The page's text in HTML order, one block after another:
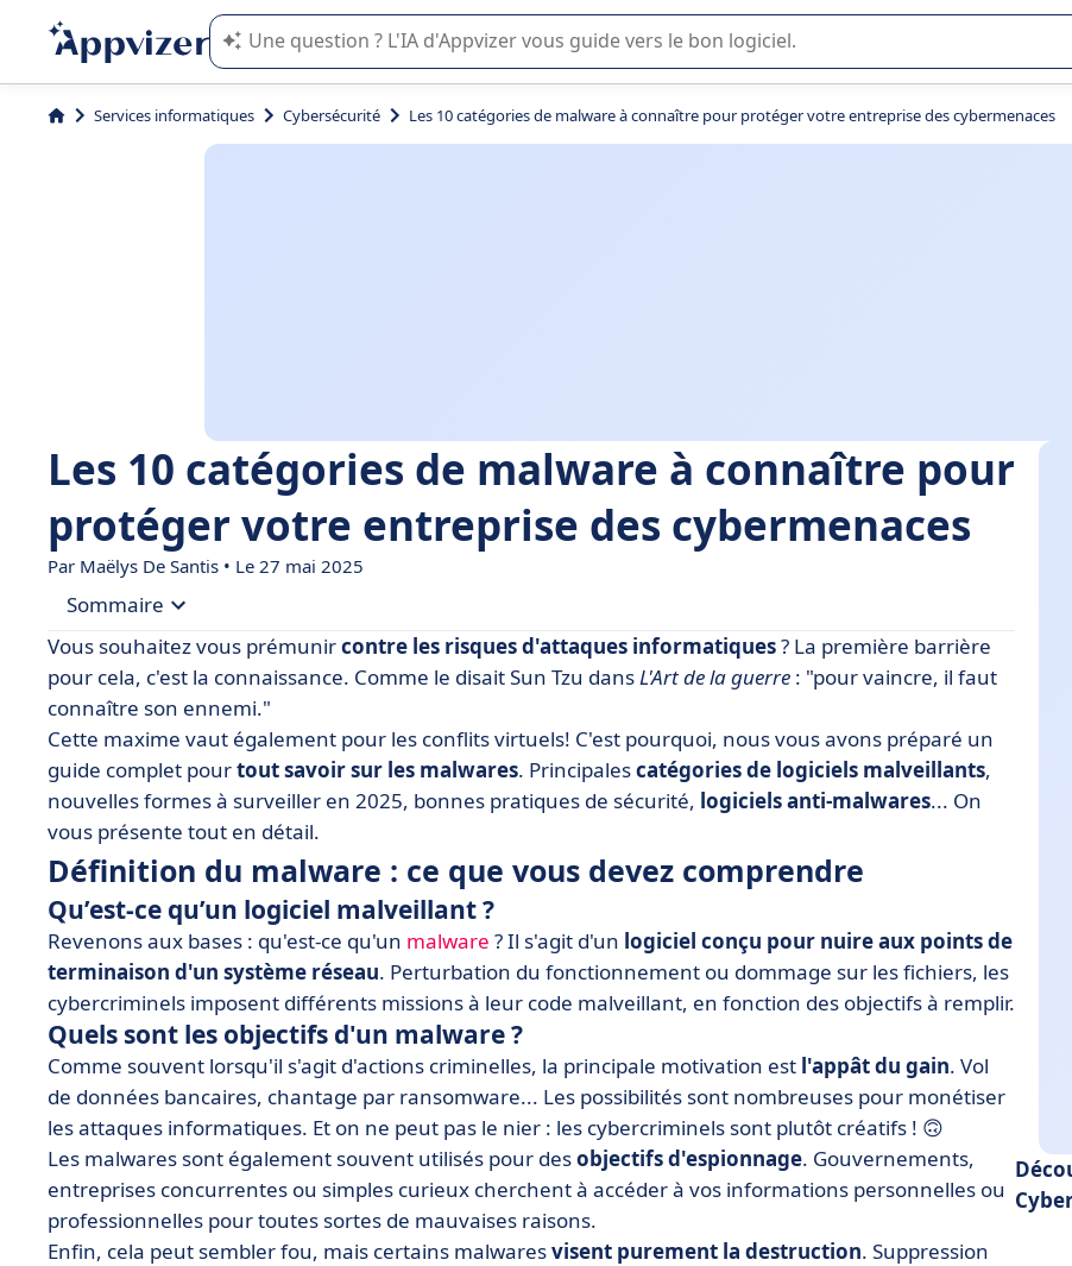
L'IA de Appvizer vous guide dans l'utilisation ou la sélection de logiciel SaaS en entreprise.
Services informatiques Cybersécurité Les 10 catégories de malware à connaître pour protéger votre entreprise des cybermenaces
Les 10 catégories de malware à connaître pour
protéger votre entreprise des cybermenaces
Par Maëlys De Santis • Le 27 mai 2025
Sommaire
• Définition du malware : ce que vous devez comprendre
• Quelles sont les deux catégories de logiciels malveillants ?
• Les 10 catégories de malware les plus connues
• Les 4 nouvelles formes de malware à surveiller en 2025
• Comment détecter et se protéger des différentes catégories de malware ?
• En bref : mieux connaître les catégories de malware, c’est mieux protéger votre entreprise
Vous souhaitez vous prémunircontre les risques d'attaques informatiques? La première barrière
pour cela, c'est la connaissance. Comme le disait Sun Tzu dansL'Art de la guerre : "pour vaincre, il faut
connaître son ennemi."
Cette maxime vaut également pour les conflits virtuels! C'est pourquoi, nous vous avons préparé un
guide complet pourtout savoir sur les malwares. Principalescatégories de logiciels malveillants,
nouvelles formes à surveiller en 2025, bonnes pratiques de sécurité, logiciels anti-malwares... On
vous présente tout en détail.
Définition du malware : ce que vous devez comprendre
Qu’est-ce qu’un logiciel malveillant ?
Revenons aux bases : qu'est-ce qu'un malware ? Il s'agit d'un logiciel conçu pour nuire aux points de
terminaison d'un système réseau. Perturbation du fonctionnement ou dommage sur les fichiers, les
cybercriminels imposent différents missions à leur code malveillant, en fonction des objectifs à remplir.
Quels sont les objectifs d'un malware ?
Comme souvent lorsqu'il s'agit d'actions criminelles, la principale motivation est l'appât du gain. Vol
de données bancaires, chantage par ransomware... Les possibilités sont nombreuses pour monétiser
les attaques informatiques. Et on ne peut pas le nier : les cybercriminels sont plutôt créatifs ! 🙃
Les malwares sont également souvent utilisés pour desobjectifsd'espionnage. Gouvernements,
entreprises concurrentes ou simples curieux cherchent à accéder à vos informations personnelles ou
professionnelles pour toutes sortes de mauvaises raisons.
Enfin, cela peut sembler fou, mais certains malwaresvisent purement la destruction. Suppression